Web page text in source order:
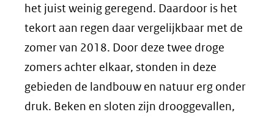
het juist weinig geregend. Daardoor is het
tekort aan regen daar vergelijkbaar met de
zomer van 2018. Door deze twee droge
zomers achter elkaar, stonden in deze
gebieden de landbouw en natuur erg onder
druk. Beken en sloten zijn drooggevallen,